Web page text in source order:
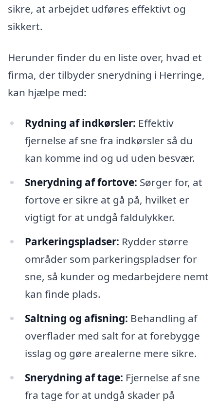
sikre, at arbejdet udføres effektivt og
sikkert.
Herunder finder du en liste over, hvad et
firma, der tilbyder snerydning i Herringe,
kan hjælpe med:
Rydning af indkørsler: Effektiv
fjernelse af sne fra indkørsler så du
kan komme ind og ud uden besvær.
Snerydning af fortove: Sørger for, at
fortove er sikre at gå på, hvilket er
vigtigt for at undgå faldulykker.
Parkeringspladser: Rydder større
områder som parkeringspladser for
sne, så kunder og medarbejdere nemt
kan finde plads.
Saltning og afisning: Behandling af
overflader med salt for at forebygge
isslag og gøre arealerne mere sikre.
Snerydning af tage: Fjernelse af sne
fra tage for at undgå skader på